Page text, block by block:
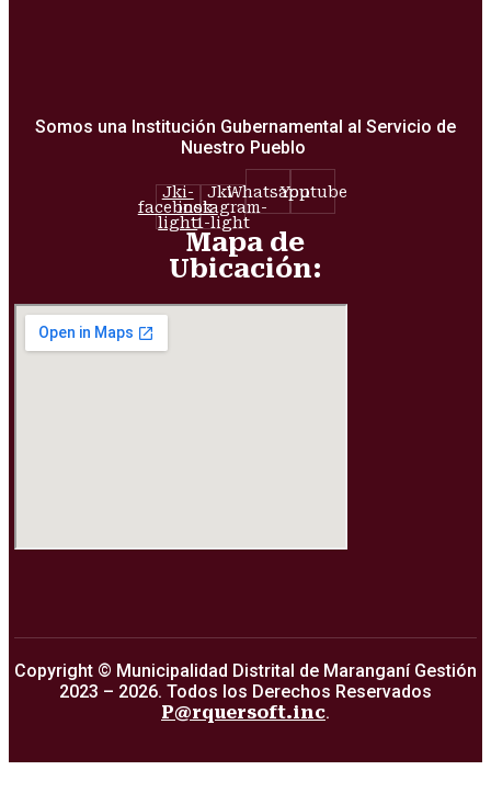
Somos una Institución Gubernamental al Servicio de
Nuestro Pueblo
Jki-
facebook-
light
Jki-
instagram-
1-light
WhatsappYoutube
Mapa de
Ubicación:
Copyright © Municipalidad Distrital de Maranganí Gestión
2023 – 2026. Todos los Derechos Reservados
P@rquersoft.inc.